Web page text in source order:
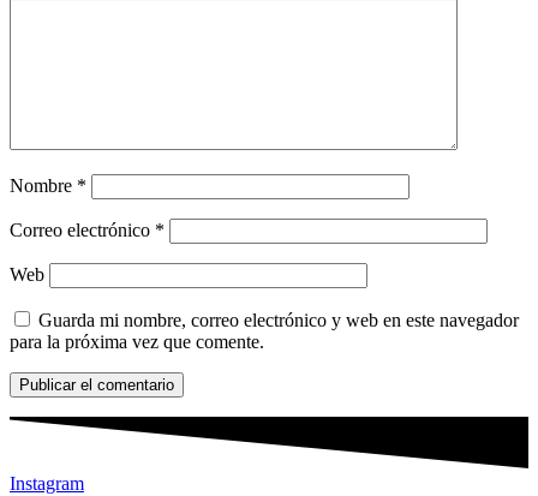
Nombre *
Correo electrónico *
Web
Guarda mi nombre, correo electrónico y web en este navegador
para la próxima vez que comente.
Instagram